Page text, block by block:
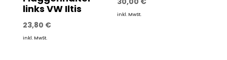
links VW Iltis
23,80 €
inkl. MwSt.
inkl. MwSt.